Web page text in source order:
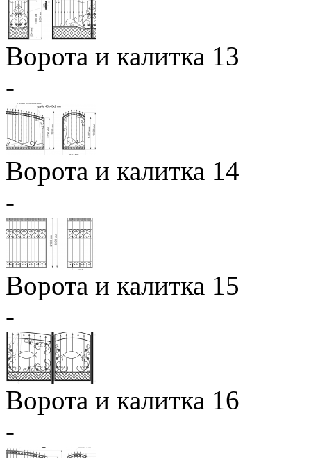
Ворота и калитка 13
-
Ворота и калитка 14
-
Ворота и калитка 15
-
Ворота и калитка 16
-